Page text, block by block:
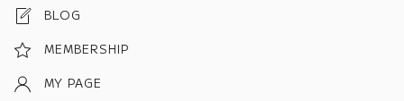
BLOG
MEMBERSHIP
MY PAGE